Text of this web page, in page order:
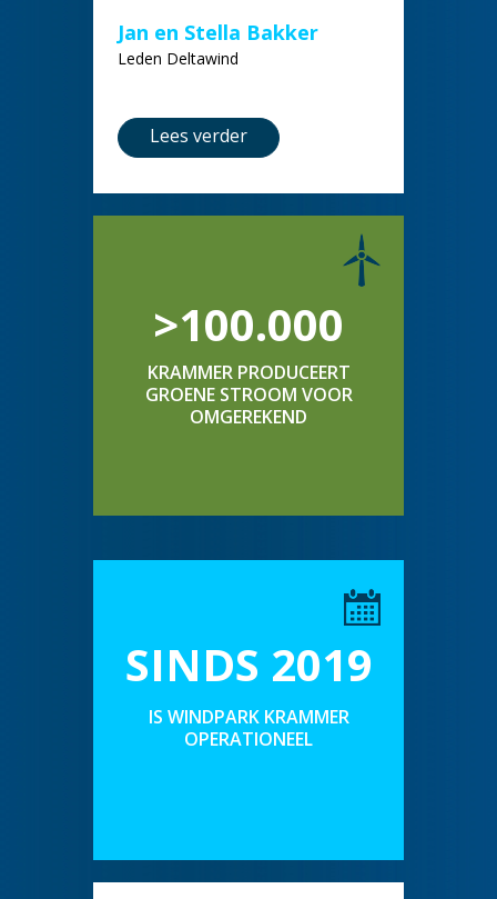
Jan en Stella Bakker
Leden Deltawind
Lees verder
>100.000
KRAMMER PRODUCEERT
GROENE STROOM VOOR
OMGEREKEND
SINDS 2019
IS WINDPARK KRAMMER
OPERATIONEEL